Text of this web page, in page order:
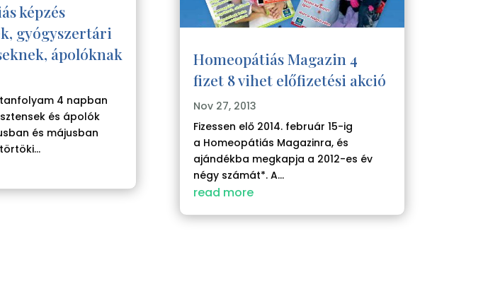
képzés
gyógyszertári
ápolóknak
4 napban
és ápolók
és májusban
Homeopátiás Magazin 4
fizet 8 vihet előfizetési akció
Nov 27, 2013
Fizessen elő 2014. február 15-ig
a Homeopátiás Magazinra, és
ajándékba megkapja a 2012-es év
négy számát*. A...
read more